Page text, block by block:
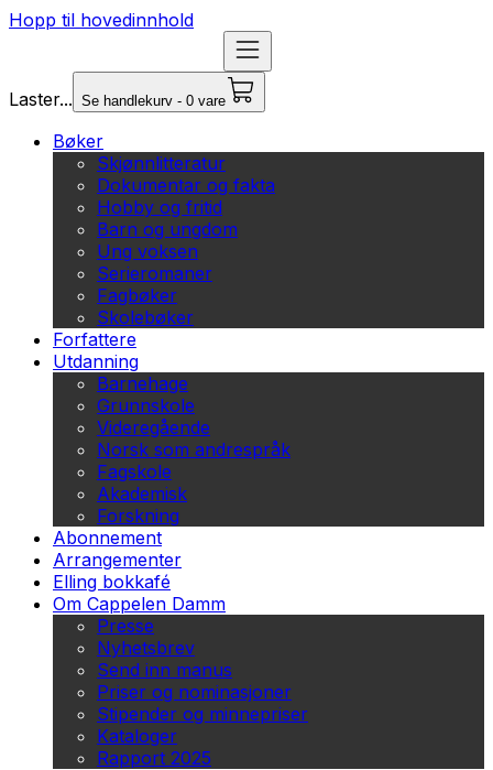
Hopp til hovedinnhold
Laster... Se handlekurv - 0 vare
Bøker
Skjønnlitteratur
Dokumentar og fakta
Hobby og fritid
Barn og ungdom
Ung voksen
Serieromaner
Fagbøker
Skolebøker
Forfattere
Utdanning
Barnehage
Grunnskole
Videregående
Norsk som andrespråk
Fagskole
Akademisk
Forskning
Abonnement
Arrangementer
Elling bokkafé
Om Cappelen Damm
Presse
Nyhetsbrev
Send inn manus
Priser og nominasjoner
Stipender og minnepriser
Kataloger
Rapport 2025